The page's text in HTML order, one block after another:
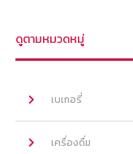
ดูตามหมวดหมู่
เบเกอรี่
เครื่องดื่ม